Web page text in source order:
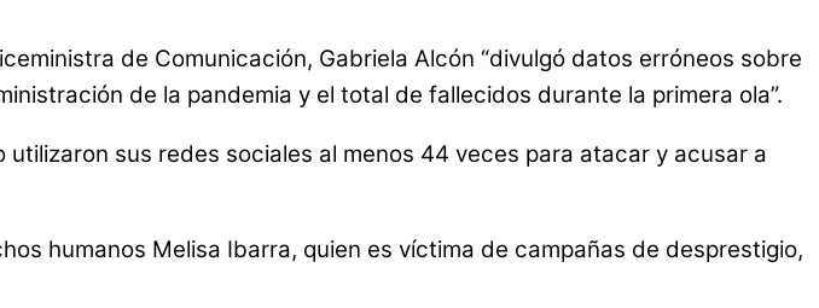
de Comunicación, Gabriela Alcón “divulgó datos erróneos sobre
de la pandemia y el total de fallecidos durante la primera ola”.
sus redes sociales al menos 44 veces para atacar y acusar a
humanos Melisa Ibarra, quien es víctima de campañas de desprestigio,